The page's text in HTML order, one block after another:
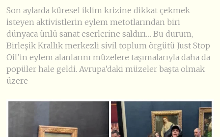
Son aylarda küresel iklim krizine dikkat çekmek
isteyen aktivistlerin eylem metotlarından biri
dünyaca ünlü sanat eserlerine saldırı… Bu durum,
Birleşik Krallık merkezli sivil toplum örgütü Just Stop
Oil’in eylem alanlarını müzelere taşımalarıyla daha da
popüler hale geldi. Avrupa’daki müzeler başta olmak
üzere